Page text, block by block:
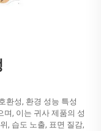
환성, 환경 성능 특성
, 이는 귀사 제품의 성
, 습도 노출, 표면 질감,